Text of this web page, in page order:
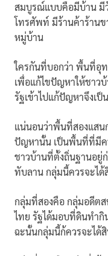
สมบูรณ์แบบคือมีบ้าน มี
โทรศัพท์ มีร้านค้าร้าน
หมู่บ้าน
ใครกันที่บอกว่า พื้นที่อุ
เพื่อแก้ไขปัญหาให้ชาว
รัฐเข้าไปแก้ปัญหาจึงเป็
แน่นอนว่าพื้นที่สองแสน
ปัญหานั้น เป็นพื้นที่ที่มีค
ชาวบ้านที่ตั้งถิ่นฐานอยู่
ทับลาน กลุ่มนี้ควรจะไ
กลุ่มที่สองคือ กลุ่มอดีต
ไทย รัฐได้มอบที่ดินทำกิ
ฉะนั้นกลุ่มนี้ก้ควรจะได้